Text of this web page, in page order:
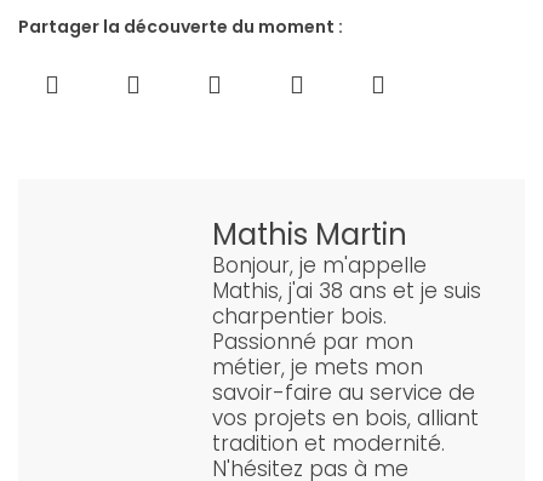
Partager la découverte du moment :
Mathis Martin
Bonjour, je m'appelle
Mathis, j'ai 38 ans et je suis
charpentier bois.
Passionné par mon
métier, je mets mon
savoir-faire au service de
vos projets en bois, alliant
tradition et modernité.
N'hésitez pas à me